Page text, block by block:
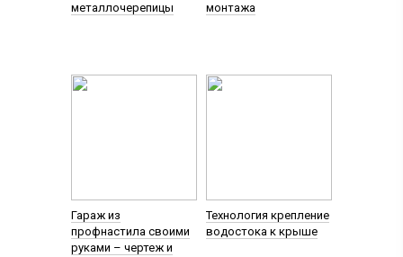
металлочерепицы
монтажа
Гараж из
профнастила своими
руками – чертеж и
Технология крепление
водостока к крыше